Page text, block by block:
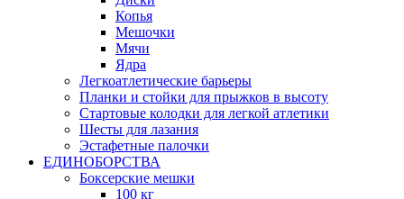
Копья
Мешочки
Мячи
Ядра
Легкоатлетические барьеры
Планки и стойки для прыжков в высоту
Стартовые колодки для легкой атлетики
Шесты для лазания
Эстафетные палочки
ЕДИНОБОРСТВА
Боксерские мешки
100 кг